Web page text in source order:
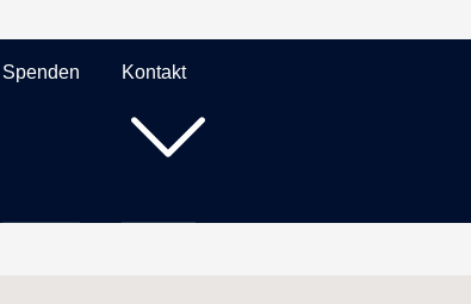
Spenden Kontakt